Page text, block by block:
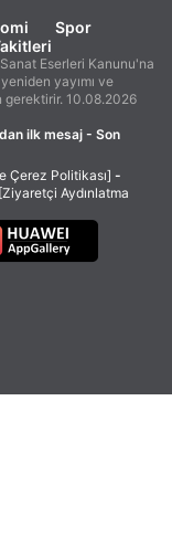
Spor
Eserleri Kanunu'na
yayımı ve
gerektirir. 10.08.2026
ilk mesaj - Son
Çerez Politikası] -
[Ziyaretçi Aydınlatma